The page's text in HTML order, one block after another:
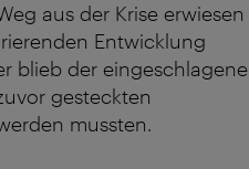
aus der Krise erwiesen
Entwicklung
blieb der eingeschlagene
gesteckten
mussten.